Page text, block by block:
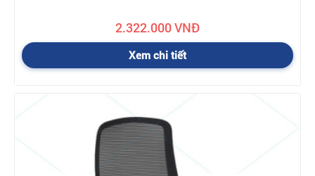
2.322.000 VNĐ
Xem chi tiết